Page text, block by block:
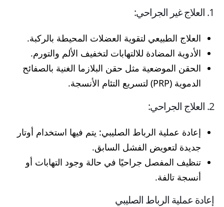
1. العلاج غير الجراحي:
العلاج الطبيعي لتقوية العضلات المحيطة بالركبة.
الأدوية المضادة للالتهابات لتخفيف الألم والتورم.
الحقن الموضعية مثل حقن البلازما الغنية بالصفائح
الدموية (PRP) لتسريع التئام الأنسجة.
2. العلاج الجراحي:
إعادة عملية الرباط الصليبي: يتم فيها استخدام أوتار
جديدة لتعويض الفشل السابق.
تنظيف المفصل جراحيًا في حالة وجود التهابات أو
أنسجة تالفة.
إعادة عملية الرباط الصليبي